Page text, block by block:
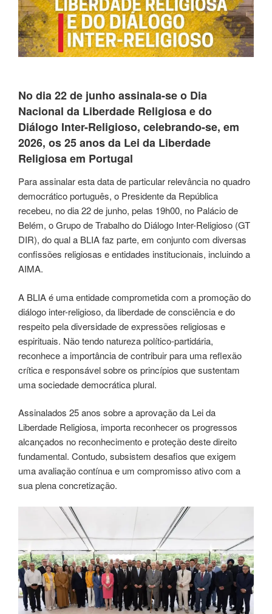
No dia 22 de junho assinala-se o Dia
Nacional da Liberdade Religiosa e do
Diálogo Inter-Religioso, celebrando-se, em
2026, os 25 anos da Lei da Liberdade
Religiosa em Portugal
Para assinalar esta data de particular relevância no quadro
democrático português, o Presidente da República
recebeu, no dia 22 de junho, pelas 19h00, no Palácio de
Belém, o Grupo de Trabalho do Diálogo Inter-Religioso (GT
DIR), do qual a BLIA faz parte, em conjunto com diversas
confissões religiosas e entidades institucionais, incluindo a
AIMA.
A BLIA é uma entidade comprometida com a promoção do
diálogo inter-religioso, da liberdade de consciência e do
respeito pela diversidade de expressões religiosas e
espirituais. Não tendo natureza político-partidária,
reconhece a importância de contribuir para uma reflexão
crítica e responsável sobre os princípios que sustentam
uma sociedade democrática plural.
Assinalados 25 anos sobre a aprovação da Lei da
Liberdade Religiosa, importa reconhecer os progressos
alcançados no reconhecimento e proteção deste direito
fundamental. Contudo, subsistem desafios que exigem
uma avaliação contínua e um compromisso ativo com a
sua plena concretização.